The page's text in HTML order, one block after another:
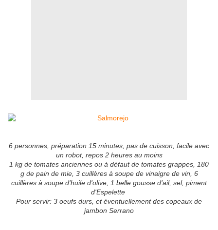
6 personnes, préparation 15 minutes, pas de cuisson, facile avec
un robot, repos 2 heures au moins
1 kg de tomates anciennes ou à défaut de tomates grappes, 180
g de pain de mie, 3 cuillères à soupe de vinaigre de vin, 6
cuillères à soupe d'huile d'olive, 1 belle gousse d'ail, sel, piment
d'Espelette
Pour servir: 3 oeufs durs, et éventuellement des copeaux de
jambon Serrano